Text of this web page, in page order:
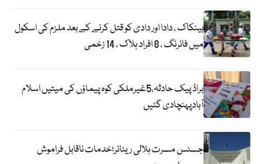
بینکاک ، دادا اور دادی کو قتل کرنے کے بعد ملزم کی اسکول
میں فائرنگ ، 8 افراد ہلاک ، 14 زخمی
براڈ پیک حادثہ،5غیرملکی کوہ پیماؤں کی میتیں اسلام
آبادپہنچادی گئیں
جسٹس مسرت ہلالی ریٹائر؛خدمات ناقابل فراموش